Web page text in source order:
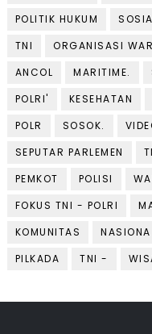
POLITIK HUKUM
TNI
ORGANISASI
ANCOL
MARITIME.
POLRI'
KESEHATAN
POLR
SOSOK.
SEPUTAR PARLEMEN
PEMKOT
POLISI
FOKUS TNI - POLRI
KOMUNITAS
NASIONA
PILKADA
TNI -